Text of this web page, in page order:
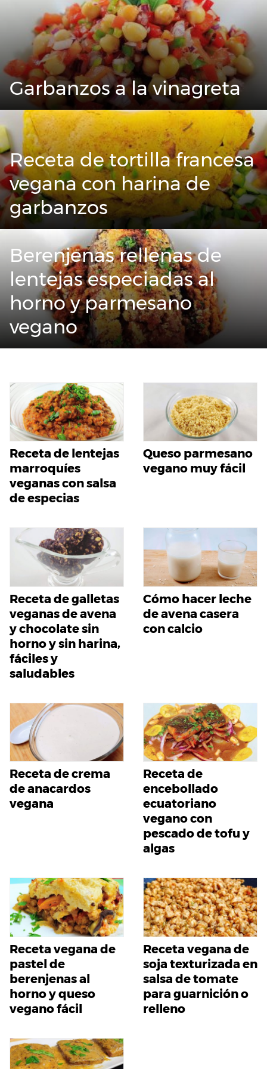
Garbanzos a la vinagreta
Receta de tortilla francesa
vegana con harina de
garbanzos
Berenjenas rellenas de
lentejas especiadas al
horno y parmesano
vegano
Receta de lentejas
marroquíes
veganas con salsa
de especias
Queso parmesano
vegano muy fácil
Receta de galletas
veganas de avena
y chocolate sin
horno y sin harina,
fáciles y
saludables
Cómo hacer leche
de avena casera
con calcio
Receta de crema
de anacardos
vegana
Receta de
encebollado
ecuatoriano
vegano con
pescado de tofu y
algas
Receta vegana de
pastel de
berenjenas al
horno y queso
vegano fácil
Receta vegana de
soja texturizada en
salsa de tomate
para guarnición o
relleno